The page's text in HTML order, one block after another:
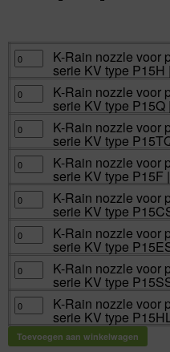
K-
Rain
nozzle
pop-
up
sproeier
KV
type
P15H
Aantal
1
aantal
K-Rain nozzle voor
serie KV type P15H
K-
Rain
nozzle
pop-
up
sproeier
KV
type
P15Q
Aantal
1
aantal
K-Rain nozzle voor
serie KV type P15Q
K-
Rain
nozzle
pop-
up
sproeier
KV
type
P15TQ
Aantal
1
aantal
K-Rain nozzle voor
serie KV type
K-
Rain
nozzle
pop-
up
sproeier
KV
type
P15F
Aantal
1
aantal
K-Rain nozzle voor
serie KV type P15F
K-
Rain
nozzle
pop-
up
sproeier
KV
type
P15CS
Aantal
1
aantal
K-Rain nozzle voor
serie KV type
K-
Rain
nozzle
pop-
up
sproeier
KV
type
P15ES
|
Aantal
1
K-Rain nozzle voor
serie KV type
K-
Rain
nozzle
pop-
up
sproeier
serie
KV
type
K-Rain nozzle voor
serie KV type
K-
Rain
nozzle
voor
pop-
up
K-Rain nozzle voor
serie KV type
Toevoegen aan winkelwagen